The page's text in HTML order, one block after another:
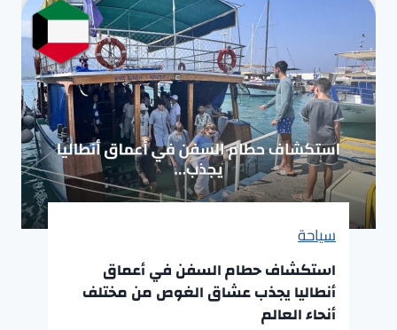
سياحة
استكشاف حطام السفن في أعماق
أنطاليا يجذب عشاق الغوص من مختلف
أنحاء العالم